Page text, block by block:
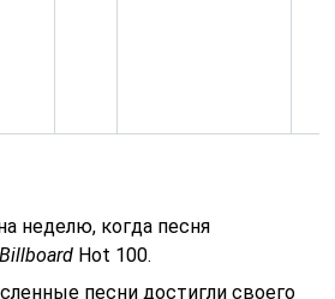
неделю, когда песня
Billboard Hot 100.
песни достигли своего